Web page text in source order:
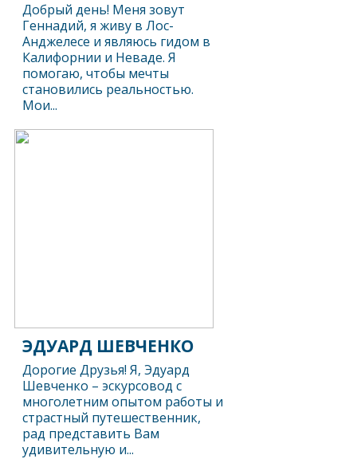
Добрый день! Меня зовут
Геннадий, я живу в Лос-
Анджелесе и являюсь гидом в
Калифорнии и Неваде. Я
помогаю, чтобы мечты
становились реальностью.
Мои...
ЭДУАРД ШЕВЧЕНКО
Дорогие Друзья! Я, Эдуард
Шевченко – эскурсовод с
многолетним опытом работы и
страстный путешественник,
рад представить Вам
удивительную и...